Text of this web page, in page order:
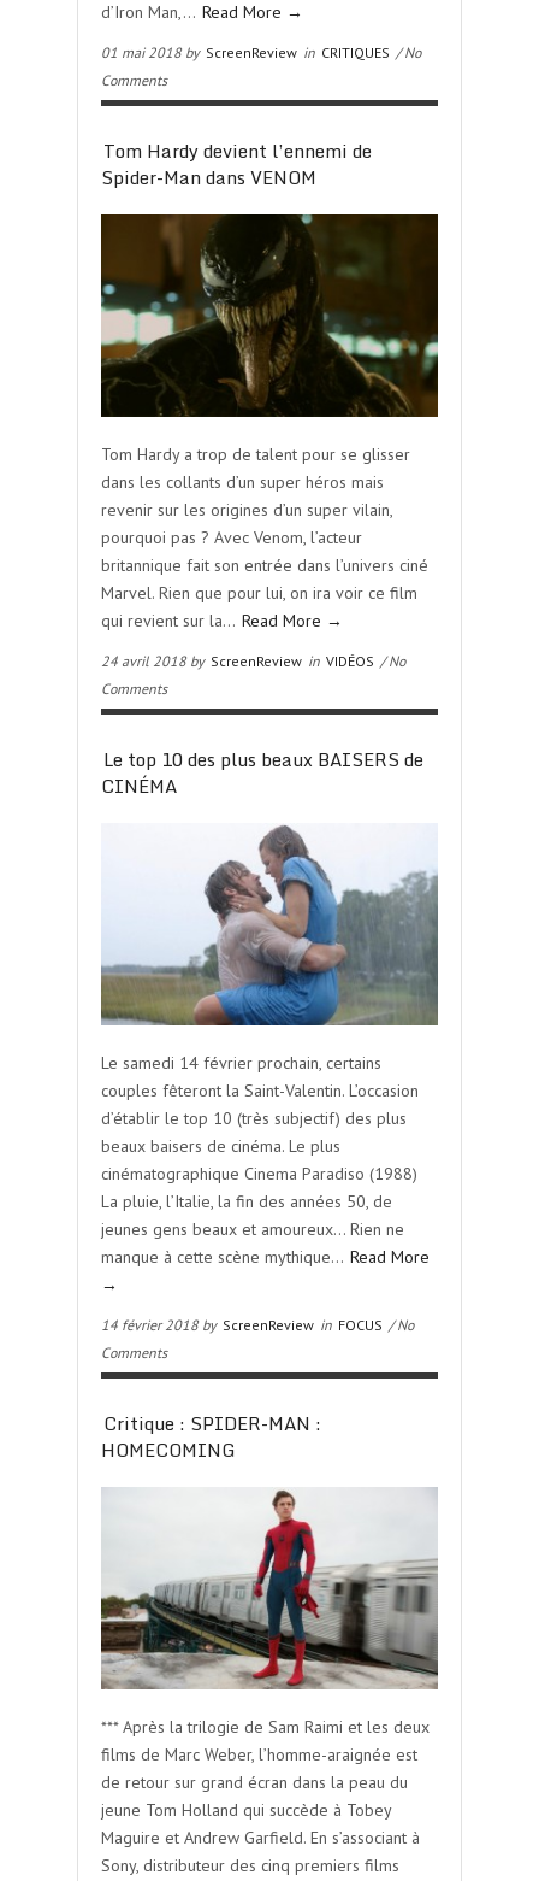
d’Iron Man,… Read More →
01 mai 2018 by ScreenReview in CRITIQUES / No
Comments
Tom Hardy devient l’ennemi de
Spider-Man dans VENOM
Tom Hardy a trop de talent pour se glisser
dans les collants d’un super héros mais
revenir sur les origines d’un super vilain,
pourquoi pas ? Avec Venom, l’acteur
britannique fait son entrée dans l’univers ciné
Marvel. Rien que pour lui, on ira voir ce film
qui revient sur la… Read More →
24 avril 2018 by ScreenReview in VIDÉOS / No
Comments
Le top 10 des plus beaux BAISERS de
CINÉMA
Le samedi 14 février prochain, certains
couples fêteront la Saint-Valentin. L’occasion
d’établir le top 10 (très subjectif) des plus
beaux baisers de cinéma. Le plus
cinématographique Cinema Paradiso (1988)
La pluie, l’Italie, la fin des années 50, de
jeunes gens beaux et amoureux… Rien ne
manque à cette scène mythique… Read More
→
14 février 2018 by ScreenReview in FOCUS / No
Comments
Critique : SPIDER-MAN :
HOMECOMING
*** Après la trilogie de Sam Raimi et les deux
films de Marc Weber, l’homme-araignée est
de retour sur grand écran dans la peau du
jeune Tom Holland qui succède à Tobey
Maguire et Andrew Garfield. En s’associant à
Sony, distributeur des cinq premiers films